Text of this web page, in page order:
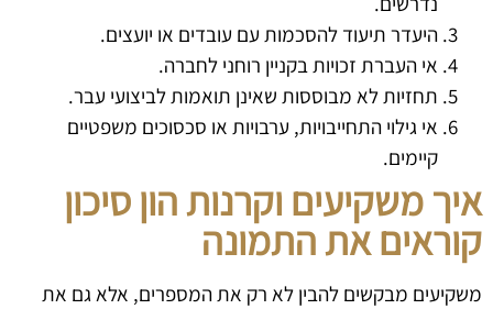
היעדר תיעוד להסכמות עם עובדים או יועצים.
אי העברת זכויות בקניין רוחני לחברה.
תחזיות לא מבוססות שאינן תואמות לביצועי עבר.
אי גילוי התחייבויות, ערבויות או סכסוכים משפטיים
קיימים.
איך משקיעים וקרנות הון סיכון
קוראים את התמונה
משקיעים מבקשים להבין לא רק את המספרים, אלא גם את